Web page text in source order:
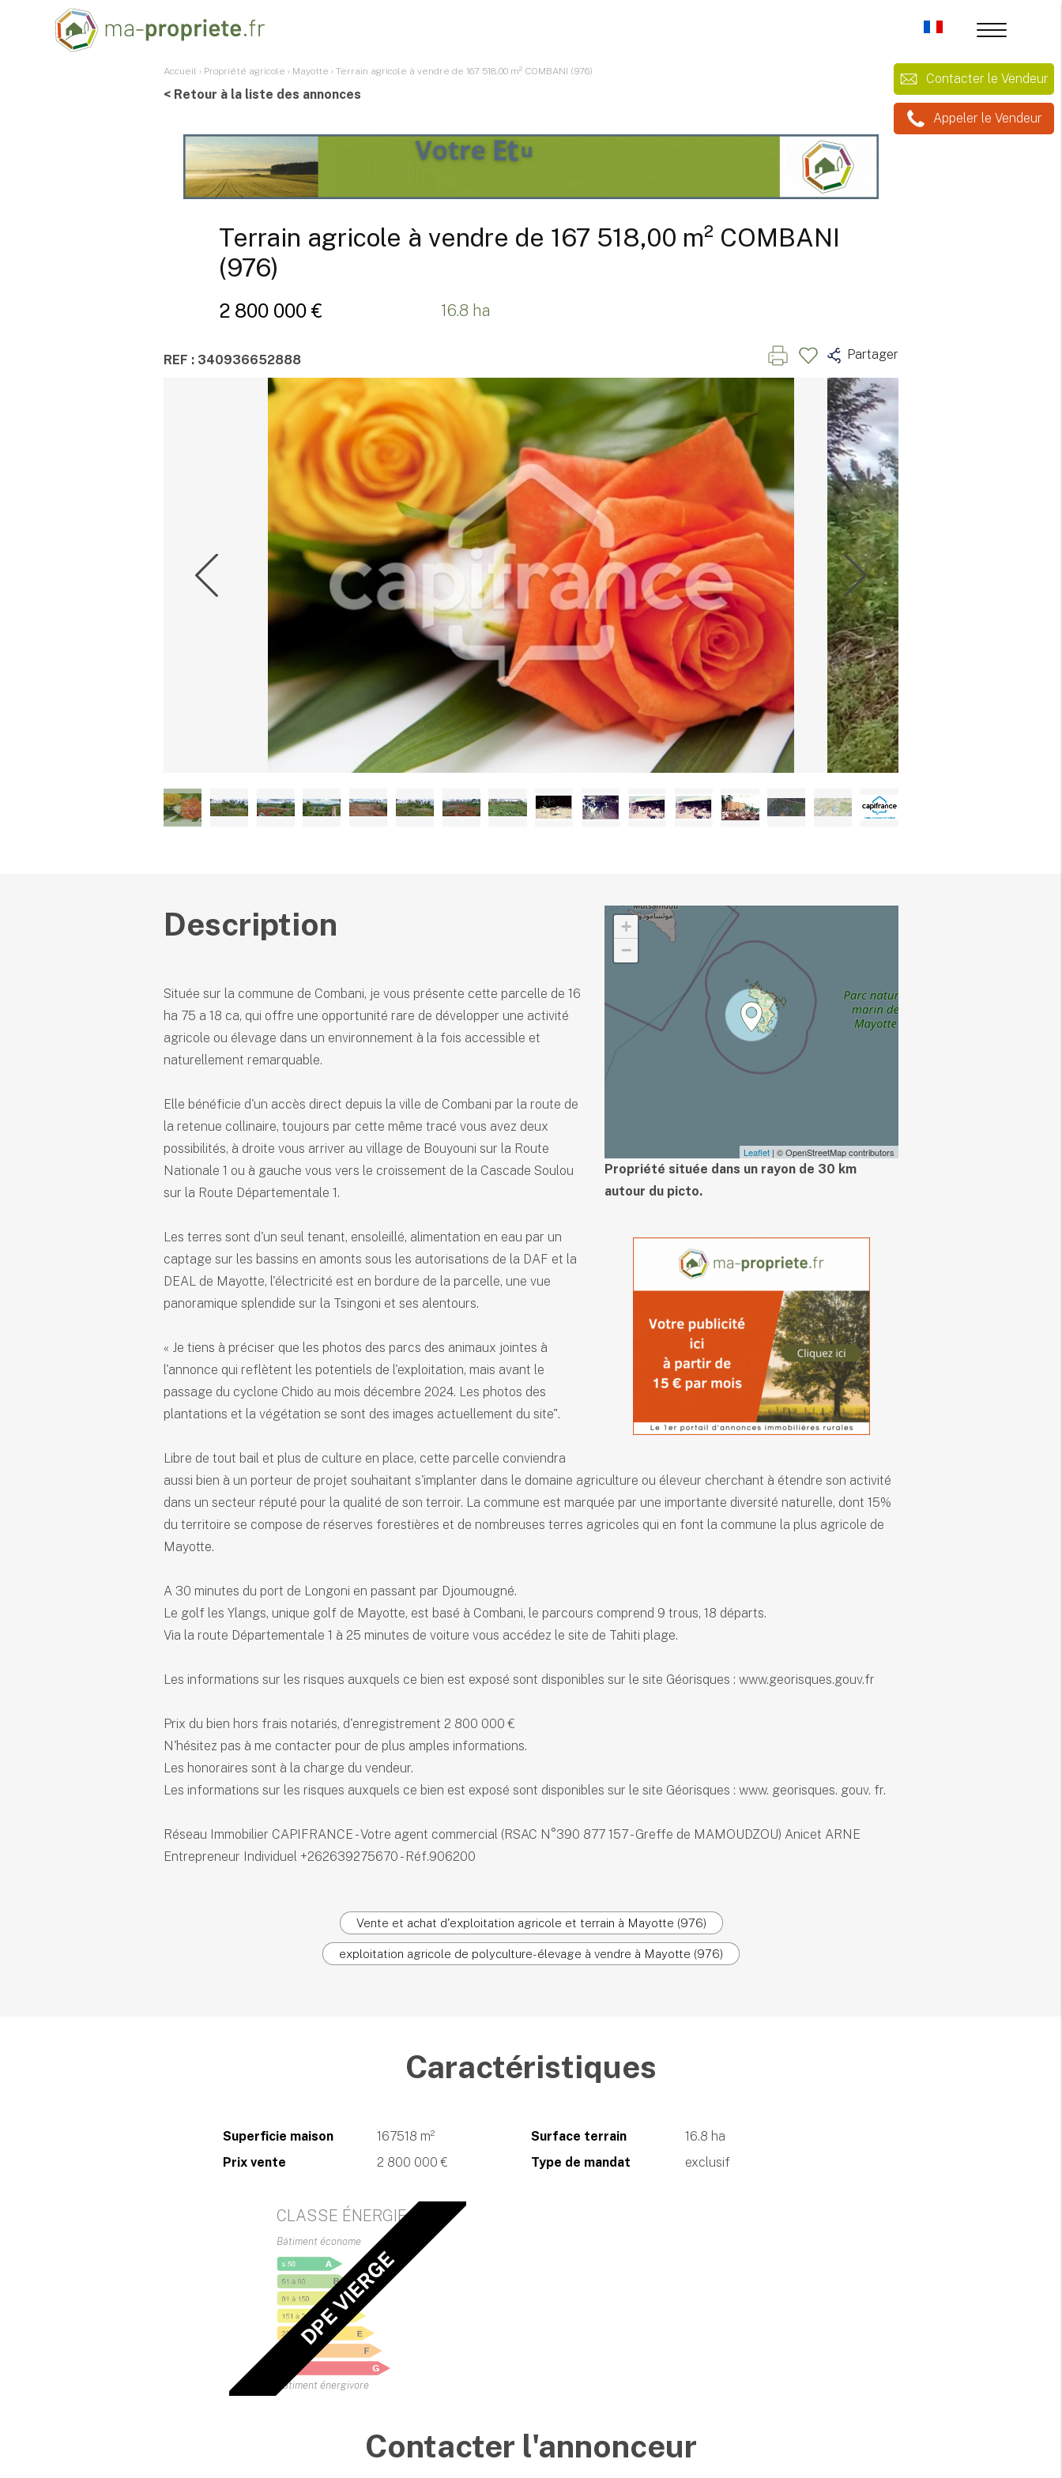
Contacter le Vendeur
Appeler le Vendeur
Accueil › Propriété agricole › Mayotte › Terrain agricole à vendre de 167 518,00 m² COMBANI (976)
< Retour à la liste des annonces
Terrain agricole à vendre de 167 518,00 m² COMBANI
(976)
2 800 000 € 16.8 ha
REF : 340936652888 Partager
+
−
Leaflet | © OpenStreetMap contributors
Propriété située dans un rayon de 30 km
autour du picto.
Description
Située sur la commune de Combani, je vous présente cette parcelle de 16
ha 75 a 18 ca, qui offre une opportunité rare de développer une activité
agricole ou élevage dans un environnement à la fois accessible et
naturellement remarquable.
Elle bénéficie d'un accès direct depuis la ville de Combani par la route de
la retenue collinaire, toujours par cette même tracé vous avez deux
possibilités, à droite vous arriver au village de Bouyouni sur la Route
Nationale 1 ou à gauche vous vers le croissement de la Cascade Soulou
sur la Route Départementale 1.
Les terres sont d'un seul tenant, ensoleillé, alimentation en eau par un
captage sur les bassins en amonts sous les autorisations de la DAF et la
DEAL de Mayotte, l'électricité est en bordure de la parcelle, une vue
panoramique splendide sur la Tsingoni et ses alentours.
« Je tiens à préciser que les photos des parcs des animaux jointes à
l'annonce qui reflètent les potentiels de l'exploitation, mais avant le
passage du cyclone Chido au mois décembre 2024. Les photos des
plantations et la végétation se sont des images actuellement du site".
Libre de tout bail et plus de culture en place, cette parcelle conviendra
aussi bien à un porteur de projet souhaitant s'implanter dans le domaine agriculture ou éleveur cherchant à étendre son activité
dans un secteur réputé pour la qualité de son terroir. La commune est marquée par une importante diversité naturelle, dont 15%
du territoire se compose de réserves forestières et de nombreuses terres agricoles qui en font la commune la plus agricole de
Mayotte.
A 30 minutes du port de Longoni en passant par Djoumougné.
Le golf les Ylangs, unique golf de Mayotte, est basé à Combani, le parcours comprend 9 trous, 18 départs.
Via la route Départementale 1 à 25 minutes de voiture vous accédez le site de Tahiti plage.
Les informations sur les risques auxquels ce bien est exposé sont disponibles sur le site Géorisques : www.georisques.gouv.fr
Prix du bien hors frais notariés, d'enregistrement 2 800 000 €
N'hésitez pas à me contacter pour de plus amples informations.
Les honoraires sont à la charge du vendeur.
Les informations sur les risques auxquels ce bien est exposé sont disponibles sur le site Géorisques : www. georisques. gouv. fr.
Réseau Immobilier CAPIFRANCE - Votre agent commercial (RSAC N°390 877 157 - Greffe de MAMOUDZOU) Anicet ARNE
Entrepreneur Individuel +262639275670 - Réf.906200
Vente et achat d'exploitation agricole et terrain à Mayotte (976)
exploitation agricole de polyculture-élevage à vendre à Mayotte (976)
Caractéristiques
Superficie maison 167518 m² Surface terrain
16.8 ha
Prix vente
2 800 000 € Type de mandat exclusif
CLASSE ÉNERGIE
Bâtiment économe
Bâtiment énergivore
DPE VIERGE
Contacter l'annonceur